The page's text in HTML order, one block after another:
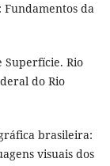
da
Superfície. Rio
do Rio
brasileira:
visuais dos